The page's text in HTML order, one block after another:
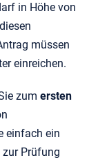
in Höhe von
müssen
einreichen.
zum ersten
einfach ein
zur Prüfung